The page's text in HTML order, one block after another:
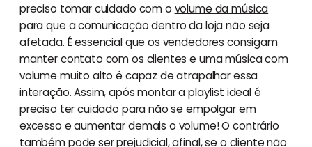
preciso tomar cuidado com o volume da música
para que a comunicação dentro da loja não seja
afetada. É essencial que os vendedores consigam
manter contato com os clientes e uma música com
volume muito alto é capaz de atrapalhar essa
interação. Assim, após montar a playlist ideal é
preciso ter cuidado para não se empolgar em
excesso e aumentar demais o volume! O contrário
também pode ser prejudicial, afinal, se o cliente não